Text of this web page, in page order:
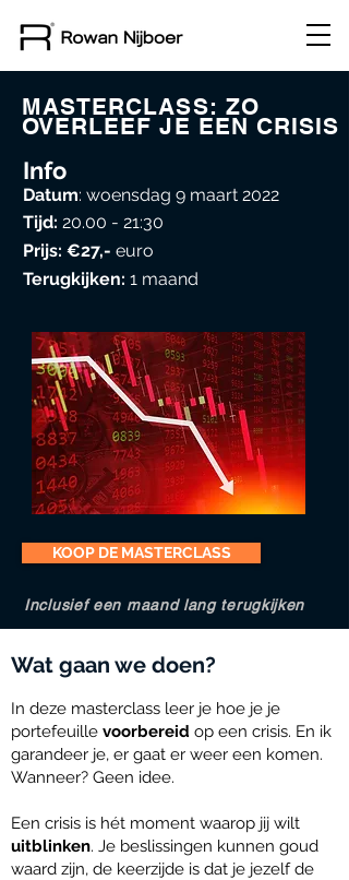
MASTERCLASS: ZO
OVERLEEF JE EEN CRISIS
Info
Datum: woensdag 9 maart 2022
Tijd: 20.00 - 21:30
Prijs: €27,- euro
Terugkijken: 1 maand
KOOP DE MASTERCLASS
Inclusief een maand lang terugkijken
Wat gaan we doen?
In deze masterclass leer je hoe je je
portefeuille voorbereid op een crisis. En ik
garandeer je, er gaat er weer een komen.
Wanneer? Geen idee.
Een crisis is hét moment waarop jij wilt
uitblinken. Je beslissingen kunnen goud
waard zijn, de keerzijde is dat je jezelf de